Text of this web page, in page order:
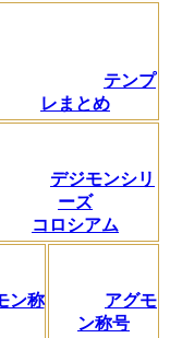
テンプ
レまとめ
デジモンシリ
ーズ
コロシアム
ン称
アグモ
ン称号